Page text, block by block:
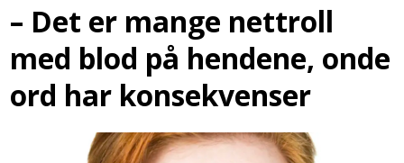
– Det er mange nettroll
med blod på hendene, onde
ord har konsekvenser